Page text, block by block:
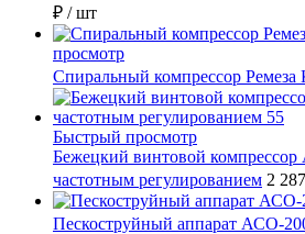
₽ / шт
просмотр
Спиральный компрессор Ремеза
Быстрый просмотр
Бежецкий винтовой
частотным регулированием 2
Пескоструйный аппарат АСО-